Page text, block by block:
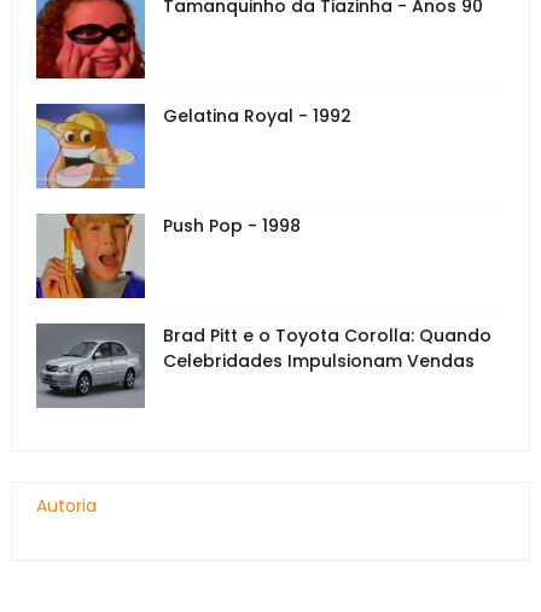
Tamanquinho da Tiazinha - Anos 90
Gelatina Royal - 1992
Push Pop - 1998
Brad Pitt e o Toyota Corolla: Quando
Celebridades Impulsionam Vendas
Autoria